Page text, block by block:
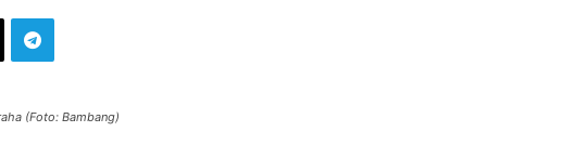
(Foto: Bambang)